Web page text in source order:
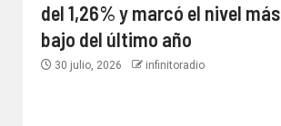
del 1,26% y marcó el nivel más
bajo del último año​
30 julio, 2026 infinitoradio